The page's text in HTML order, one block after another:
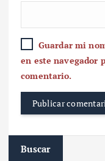
Guardar mi
en este navegador
comentario.
Buscar